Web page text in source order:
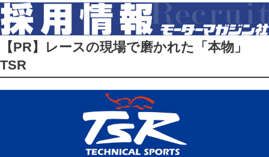
【PR】レースの現場で磨かれた「本物」
TSR